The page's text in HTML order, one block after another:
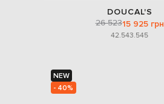
DOUCAL'S
26 52315 925 грн
42.543.545
NEW
- 40%